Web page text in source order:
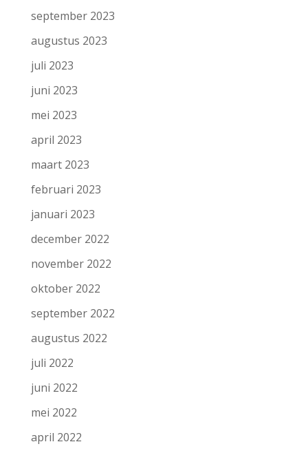
september 2023
augustus 2023
juli 2023
juni 2023
mei 2023
april 2023
maart 2023
februari 2023
januari 2023
december 2022
november 2022
oktober 2022
september 2022
augustus 2022
juli 2022
juni 2022
mei 2022
april 2022